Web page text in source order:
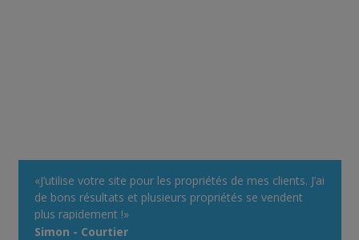
«J’utilise votre site pour les propriétés de mes clients. J’ai
de bons résultats et plusieurs propriétés se vendent
plus rapidement !»
Simon - Courtier